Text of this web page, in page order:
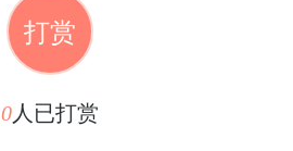
打赏
0人已打赏